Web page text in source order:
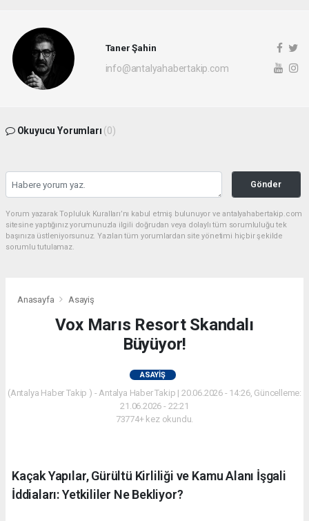
Taner Şahin
info@antalyahabertakip.com
Okuyucu Yorumları (0)
Gönder
Yorum yazarak Topluluk Kuralları’nı kabul etmiş bulunuyor ve antalyahabertakip.com
sitesine yaptığınız yorumunuzla ilgili doğrudan veya dolaylı tüm sorumluluğu tek
başınıza üstleniyorsunuz. Yazılan tüm yorumlardan site yönetimi hiçbir şekilde
sorumlu tutulamaz.
Anasayfa Asayiş
Vox Marıs Resort Skandalı
Büyüyor!
ASAYIŞ
(Antalya Haber Takip ) - Antalya Haber Takip | 20.06.2026 - 14:26, Güncelleme:
21.06.2026 - 22:21
73774+ kez okundu.
Kaçak Yapılar, Gürültü Kirliliği ve Kamu Alanı İşgali
İddiaları: Yetkililer Ne Bekliyor?